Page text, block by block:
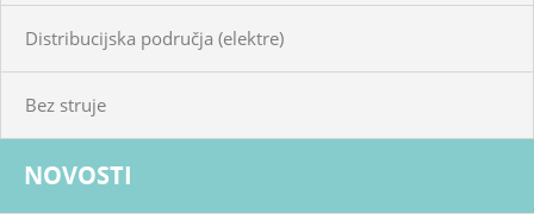
Distribucijska područja (elektre)
Bez struje
NOVOSTI